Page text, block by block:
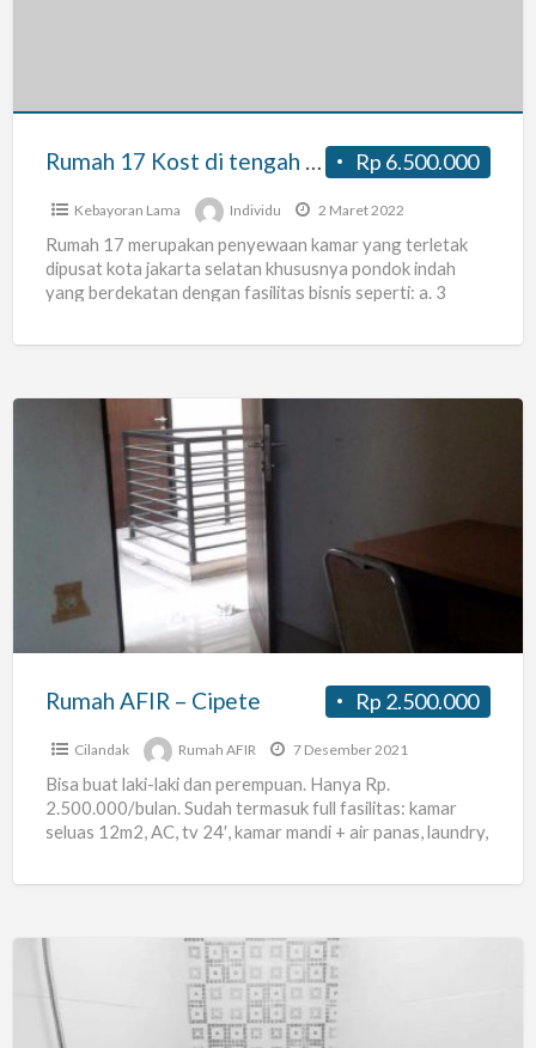
Selatan
Rp 6.500.000
Rumah 17 Kost di tengah Jakarta Selatan
Kebayoran Lama Individu 2 Maret 2022
Rumah 17 merupakan penyewaan kamar yang terletak
dipusat kota jakarta selatan khususnya pondok indah
yang berdekatan dengan fasilitas bisnis seperti: a. 3
Rp 2.500.000
Rumah AFIR – Cipete
Cilandak Rumah AFIR 7 Desember 2021
Bisa buat laki-laki dan perempuan. Hanya Rp.
2.500.000/bulan. Sudah termasuk full fasilitas: kamar
seluas 12m2, AC, tv 24′, kamar mandi + air panas, laundry,
Kost
exclusive